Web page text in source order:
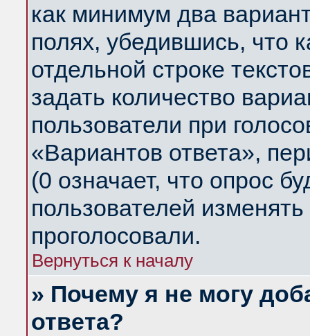
как минимум два
полях, убедившись, что
отдельной строке
задать количество
пользователи при
«Вариантов ответа»,
(0 означает, что опрос
пользователей
проголосовали.
Вернуться к началу
» Почему я не могу
ответа?